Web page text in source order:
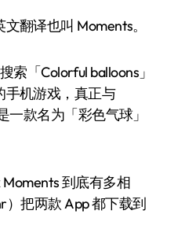
翻译也叫 Moments。
索「Colorful balloons」
手机游戏，真正与
一款名为「彩色气球」
到底有多相
把两款 App 都下载到